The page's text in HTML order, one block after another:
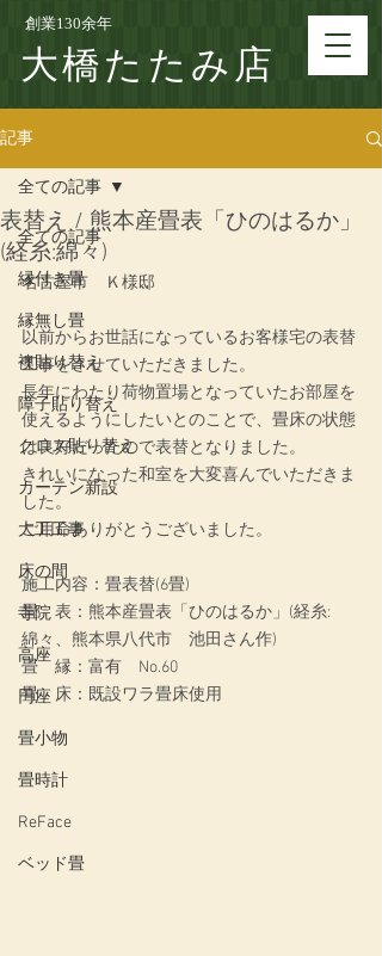
創業130余年
大橋たたみ店
記事
全ての記事
縁付き畳
縁無し畳
襖貼り替え
障子貼り替え
クロス貼り替え
カーテン新設
大工工事
床の間
寺院
高座
円座
畳小物
畳時計
ReFace
ベッド畳
全ての記事
表替え / 熊本産畳表「ひのはるか」
(経糸:綿々)
名古屋市 Ｋ様邸
以前からお世話になっているお客様宅の表替
工事をさせていただきました。
長年にわたり荷物置場となっていたお部屋を
使えるようにしたいとのことで、畳床の状態
は良好だったので表替となりました。
きれいになった和室を大変喜んでいただきま
した。
ご用命ありがとうございました。
施工内容： 畳表替(6畳)
畳　表： 熊本産畳表「ひのはるか」(経糸:
綿々、熊本県八代市　池田さん作)
畳　縁：富有　No.60
畳　床： 既設ワラ畳床使用